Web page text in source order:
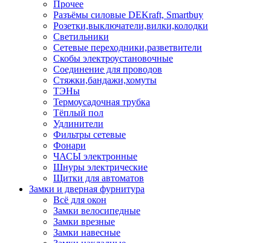
Прочее
Разъёмы силовые DEKraft, Smartbuy
Розетки,выключатели,вилки,колодки
Светильники
Сетевые переходники,разветвители
Скобы электроустановочные
Соединение для проводов
Стяжки,бандажи,хомуты
ТЭНы
Термоусадочная трубка
Тёплый пол
Удлинители
Фильтры сетевые
Фонари
ЧАСЫ электронные
Шнуры электрические
Щитки для автоматов
Замки и дверная фурнитура
Всё для окон
Замки велосипедные
Замки врезные
Замки навесные